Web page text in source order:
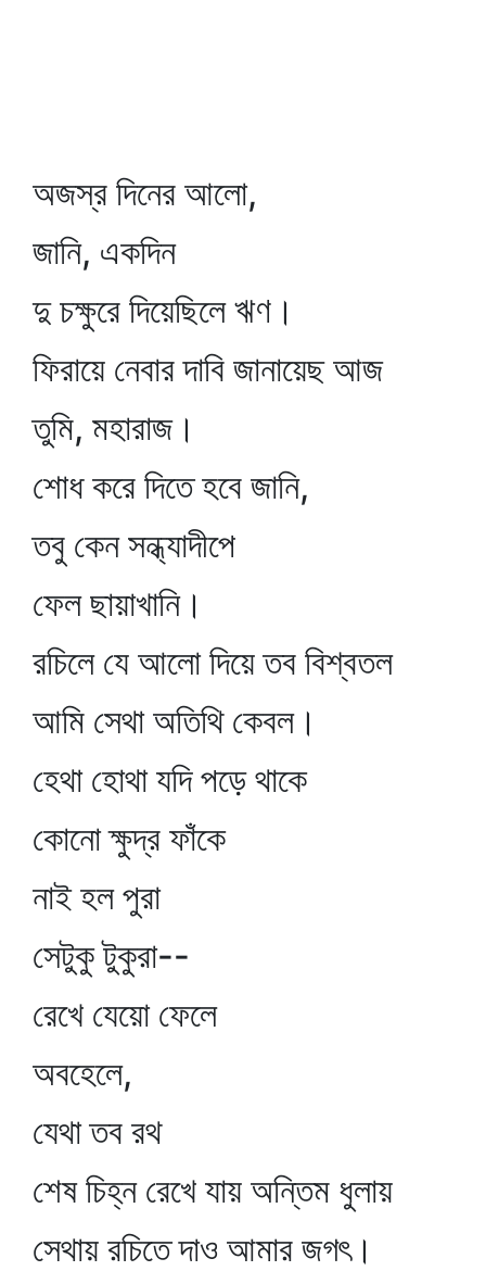
অজস্র দিনের আলো,
জানি, একদিন
দু চক্ষুরে দিয়েছিলে ঋণ।
ফিরায়ে নেবার দাবি জানায়েছ আজ
তুমি, মহারাজ।
শোধ করে দিতে হবে জানি,
তবু কেন সন্ধ্যাদীপে
ফেল ছায়াখানি।
রচিলে যে আলো দিয়ে তব বিশ্বতল
আমি সেথা অতিথি কেবল।
হেথা হোথা যদি পড়ে থাকে
কোনো ক্ষুদ্র ফাঁকে
নাই হল পুরা
সেটুকু টুকুরা--
রেখে যেয়ো ফেলে
অবহেলে,
যেথা তব রথ
শেষ চিহ্ন রেখে যায় অন্তিম ধুলায়
সেথায় রচিতে দাও আমার জগৎ।